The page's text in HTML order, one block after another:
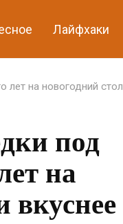
Лайфхаки
лет на новогодний стол
под
на
вкуснее